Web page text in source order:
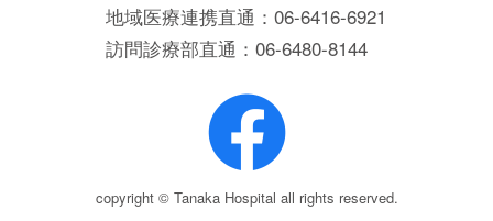
地域医療連携直通：06-6416-6921
訪問診療部直通：06-6480-8144
copyright © Tanaka Hospital all rights reserved.